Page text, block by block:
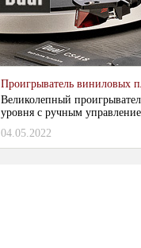
Проигрыватель виниловых
Великолепный
уровня с ручным
04.05.2022